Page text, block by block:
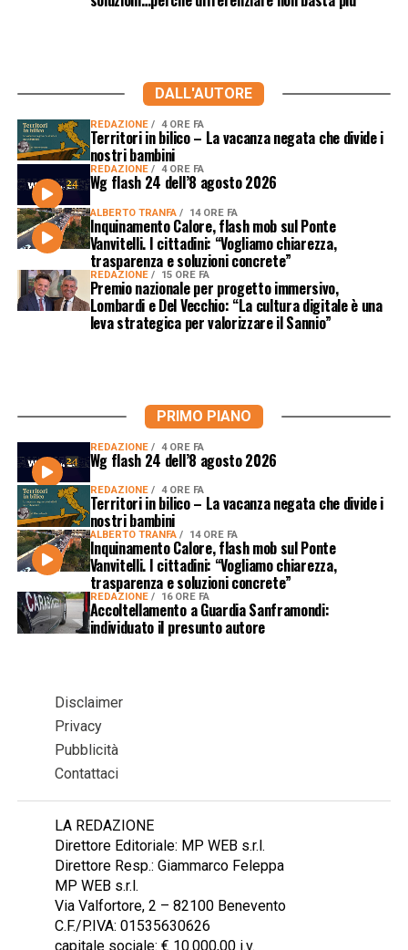
DALL'AUTORE
REDAZIONE 4 ORE FA
Territori in bilico – La vacanza negata che divide i
nostri bambini
REDAZIONE 4 ORE FA
Wg flash 24 dell’8 agosto 2026
ALBERTO TRANFA 14 ORE FA
Inquinamento Calore, flash mob sul Ponte
Vanvitelli. I cittadini: “Vogliamo chiarezza,
trasparenza e soluzioni concrete”
REDAZIONE 15 ORE FA
Premio nazionale per progetto immersivo,
Lombardi e Del Vecchio: “La cultura digitale è una
leva strategica per valorizzare il Sannio”
PRIMO PIANO
REDAZIONE 4 ORE FA
Wg flash 24 dell’8 agosto 2026
REDAZIONE 4 ORE FA
Territori in bilico – La vacanza negata che divide i
nostri bambini
ALBERTO TRANFA 14 ORE FA
Inquinamento Calore, flash mob sul Ponte
Vanvitelli. I cittadini: “Vogliamo chiarezza,
trasparenza e soluzioni concrete”
REDAZIONE 16 ORE FA
Accoltellamento a Guardia Sanframondi:
individuato il presunto autore
Disclaimer
Privacy
Pubblicità
Contattaci
LA REDAZIONE
Direttore Editoriale: MP WEB s.r.l.
Direttore Resp.: Giammarco Feleppa
MP WEB s.r.l.
Via Valfortore, 2 – 82100 Benevento
C.F./P.IVA: 01535630626
capitale sociale: € 10.000,00 i.v.